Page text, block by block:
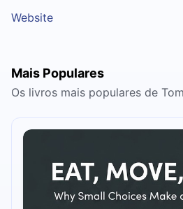
Website
Mais Populares
Os livros mais populares de